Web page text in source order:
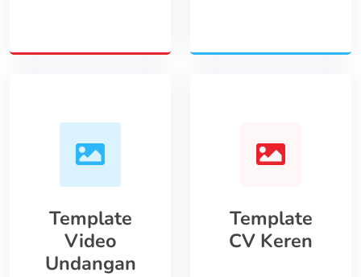
Template
Video
Undangan
Template
CV Keren